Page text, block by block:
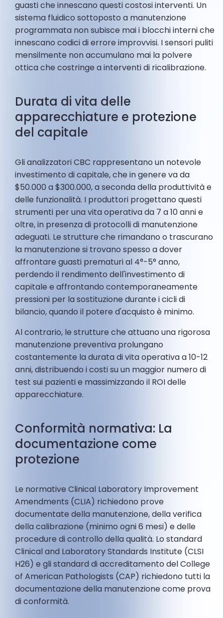
guasti che innescano questi costosi interventi. Un
sistema fluidico sottoposto a manutenzione
programmata non subisce mai i blocchi interni che
innescano codici di errore improvvisi. I sensori puliti
mensilmente non accumulano mai la polvere
ottica che costringe a interventi di ricalibrazione.
Durata di vita delle
apparecchiature e protezione
del capitale
Gli analizzatori CBC rappresentano un notevole
investimento di capitale, che in genere va da
$50.000 a $300.000, a seconda della produttività e
delle funzionalità. I produttori progettano questi
strumenti per una vita operativa da 7 a 10 anni e
oltre, in presenza di protocolli di manutenzione
adeguati. Le strutture che rimandano o trascurano
la manutenzione si trovano spesso a dover
affrontare guasti prematuri al 4°-5° anno,
perdendo il rendimento dell'investimento di
capitale e affrontando contemporaneamente
pressioni per la sostituzione durante i cicli di
bilancio, quando il potere d'acquisto è minimo.
Al contrario, le strutture che attuano una rigorosa
manutenzione preventiva prolungano
costantemente la durata di vita operativa a 10-12
anni, distribuendo i costi su un maggior numero di
test sui pazienti e massimizzando il ROI delle
apparecchiature.
Conformità normativa: La
documentazione come
protezione
Le normative Clinical Laboratory Improvement
Amendments (CLIA) richiedono prove
documentate della manutenzione, della verifica
della calibrazione (minimo ogni 6 mesi) e delle
procedure di controllo della qualità. Lo standard
Clinical and Laboratory Standards Institute (CLSI
H26) e gli standard di accreditamento del College
of American Pathologists (CAP) richiedono tutti la
documentazione della manutenzione come prova
di conformità.